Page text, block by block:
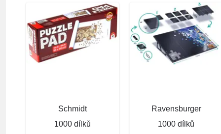
Schmidt
1000 dílků
Ravensburger
1000 dílků